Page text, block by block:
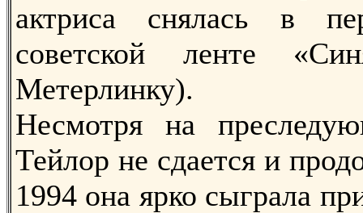
актриса снялась в
советской ленте
Метерлинку).
Несмотря на
Тейлор не сдается и
1994 она ярко сыграла